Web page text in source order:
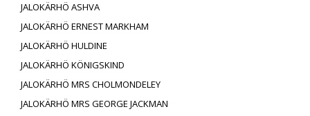
JALOKÄRHÖ ASHVA
JALOKÄRHÖ ERNEST MARKHAM
JALOKÄRHÖ HULDINE
JALOKÄRHÖ KÖNIGSKIND
JALOKÄRHÖ MRS CHOLMONDELEY
JALOKÄRHÖ MRS GEORGE JACKMAN